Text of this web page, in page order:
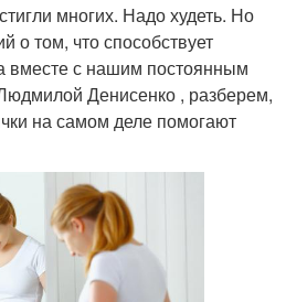
многих. Надо худеть. Но
о том, что способствует
вместе с нашим постоянным
Денисенко , разберем,
на самом деле помогают